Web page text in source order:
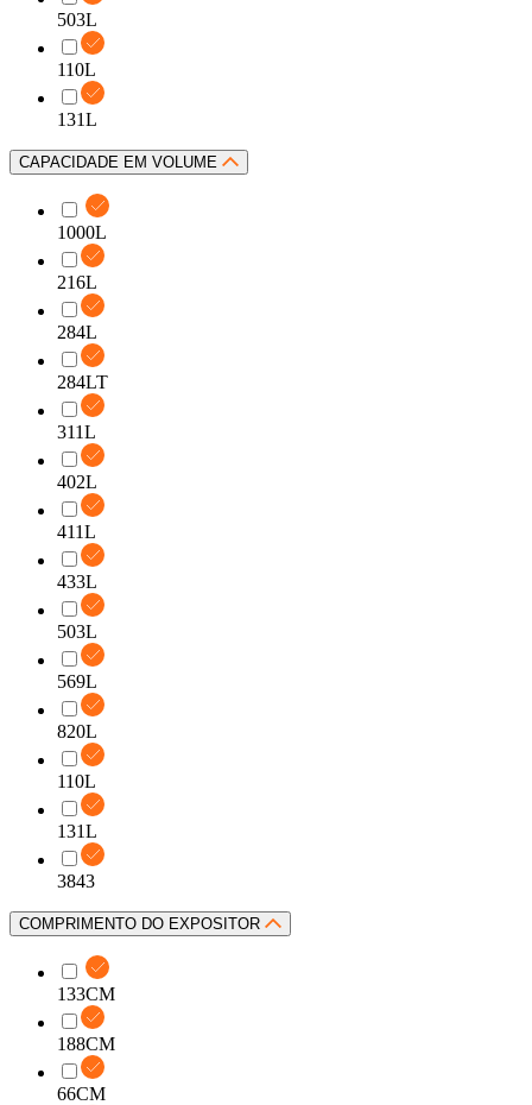
503L
110L
131L
CAPACIDADE EM VOLUME
1000L
216L
284L
284LT
311L
402L
411L
433L
503L
569L
820L
110L
131L
3843
COMPRIMENTO DO EXPOSITOR
133CM
188CM
66CM